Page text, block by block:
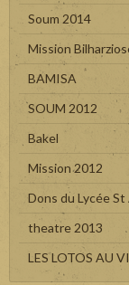
Soum 2014
Mission
BAMISA
SOUM 2012
Bakel
Mission 2012
Dons du Lycée
theatre 2013
LES LOTOS AU